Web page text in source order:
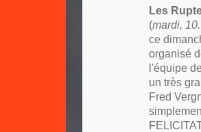
Les
(mardi,
ce
organisé
l'équipe
un très
Fred